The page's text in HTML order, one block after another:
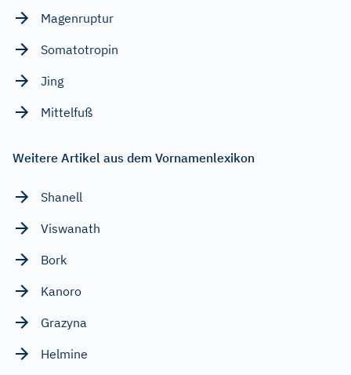
Magenruptur
Somatotropin
Jing
Mittelfuß
Weitere Artikel aus dem Vornamenlexikon
Shanell
Viswanath
Bork
Kanoro
Grazyna
Helmine